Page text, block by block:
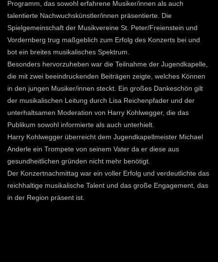
Programm, das sowohl erfahrene Musiker/innen als auch
talentierte Nachwuchskünstler/innen präsentierte. Die
Spielgemeinschaft der Musikvereine St. Peter/Freienstein und
Vordernberg trug maßgeblich zum Erfolg des Konzerts bei und
bot ein breites musikalisches Spektrum.
Besonders hervorzuheben war die Teilnahme der Jugendkapelle,
die mit zwei beeindruckenden Beiträgen zeigte, welches Können
in den jungen Musiker/innen steckt. Ein großes Dankeschön gilt
der musikalischen Leitung durch Lisa Reichenpfader und der
unterhaltsamen Moderation von Harry Kohlwegger, die das
Publikum sowohl informierte als auch unterhielt.
Harry Kohlwegger überreicht dem Jugendkapellmeister Michael
Anderle ein Trompete von seinem Vater da er diese aus
gesundheitlichen gründen nicht mehr benötigt.
Der Konzertnachmittag war ein voller Erfolg und verdeutlichte das
reichhaltige musikalische Talent und das große Engagement, das
in der Region präsent ist.